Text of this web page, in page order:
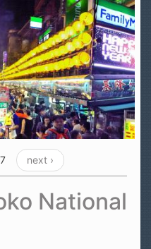
next ›
National